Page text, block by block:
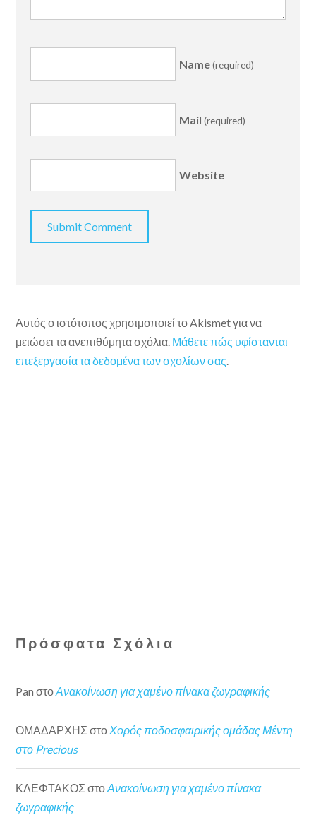
Name(required)
Mail (required)
Website
Αυτός ο ιστότοπος χρησιμοποιεί το Akismet για να
μειώσει τα ανεπιθύμητα σχόλια. Μάθετε πώς υφίστανται
επεξεργασία τα δεδομένα των σχολίων σας.
Πρόσφατα Σχόλια
Pan στοΑνακοίνωση για χαμένο πίνακα ζωγραφικής
ΟΜΑΔΑΡΧΗΣ στοΧορός ποδοσφαιρικής ομάδας Μέντη
στο Precious
ΚΛΕΦΤΑΚΟΣ στοΑνακοίνωση για χαμένο πίνακα
ζωγραφικής